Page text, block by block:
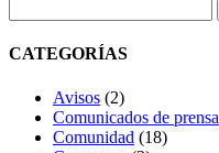
CATEGORÍAS
Avisos (2)
Comunicados de prensa
Comunidad (18)